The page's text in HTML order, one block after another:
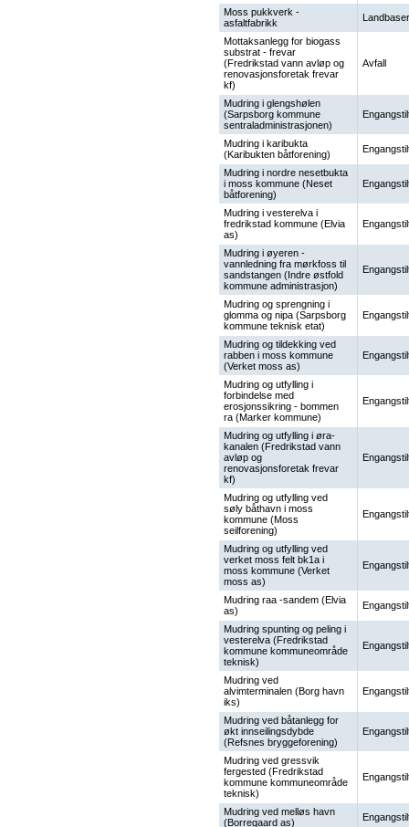
Moss pukkverk -
asfaltfabrikk
Mottaksanlegg for biogass
substrat - frevar
(Fredrikstad vann avløp og
renovasjonsforetak frevar
kf)
Avfall
Mudring i glengshølen
(Sarpsborg kommune
sentraladministrasjonen)
Mudring i karibukta
(Karibukten båtforening)
Mudring i nordre nesetbukta
i moss kommune (Neset
båtforening)
Mudring i vesterelva i
fredrikstad kommune (Elvia
as)
Mudring i øyeren -
vannledning fra mørkfoss til
sandstangen (Indre østfold
kommune administrasjon)
Mudring og sprengning i
glomma og nipa (Sarpsborg
kommune teknisk etat)
Mudring og tildekking ved
rabben i moss kommune
(Verket moss as)
Mudring og utfylling i
forbindelse med
erosjonssikring - bommen
ra (Marker kommune)
Mudring og utfylling i øra-
kanalen (Fredrikstad vann
avløp og
renovasjonsforetak frevar
kf)
Mudring og utfylling ved
søly båthavn i moss
kommune (Moss
seilforening)
Mudring og utfylling ved
verket moss felt bk1a i
moss kommune (Verket
moss as)
Mudring raa -sandem (Elvia
as)
Mudring spunting og peling i
vesterelva (Fredrikstad
kommune kommuneområde
teknisk)
Mudring ved
alvimterminalen (Borg havn
iks)
Mudring ved båtanlegg for
økt innseilingsdybde
(Refsnes bryggeforening)
Mudring ved gressvik
fergested (Fredrikstad
kommune kommuneområde
teknisk)
Mudring ved melløs havn
(Borregaard as)